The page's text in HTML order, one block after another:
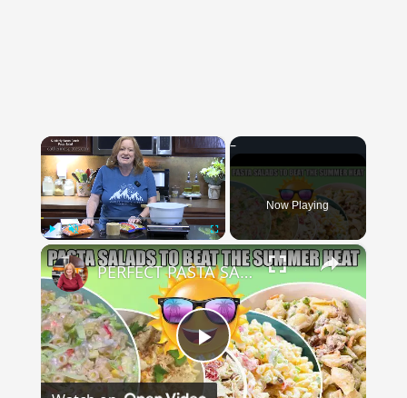
×
Play Unmute Fullscreen
Now Playing
×
Play
PERFECT PASTA SALADS FOR YOUR SUMMER GET TOGETHERS